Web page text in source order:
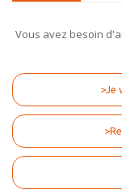
Vous avez besoin
>Je